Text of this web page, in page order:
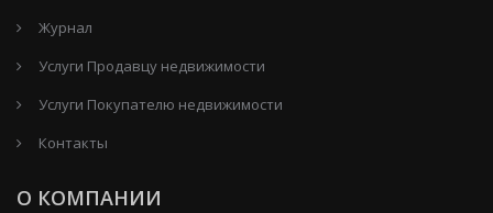
Журнал
Услуги Продавцу недвижимости
Услуги Покупателю недвижимости
Контакты
О КОМПАНИИ